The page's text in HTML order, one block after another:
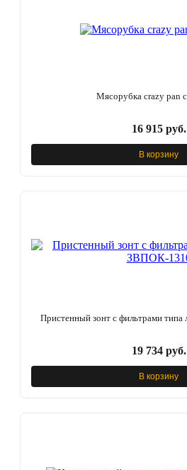
Мясорубка crazy pan
16 915 руб.
В корзину
Пристенный зонт с фильтрами
19 734 руб.
В корзину